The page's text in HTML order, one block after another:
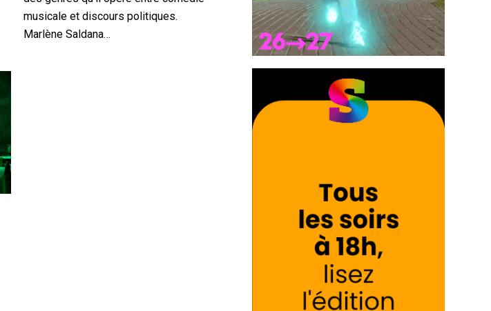
musicale et discours politiques.
Marlène Saldana…